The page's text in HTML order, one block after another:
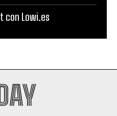
con Lowi.es